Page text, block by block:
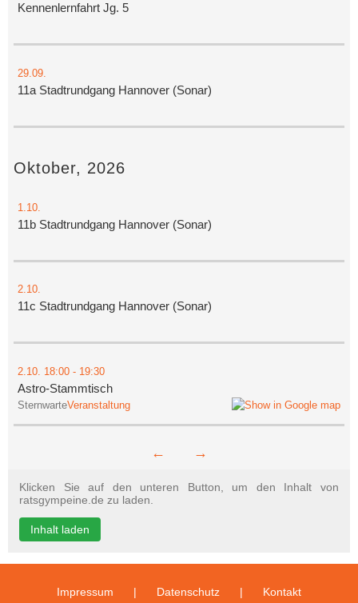
Kennenlernfahrt Jg. 5
29.09.
11a Stadtrundgang Hannover (Sonar)
Oktober, 2026
1.10.
11b Stadtrundgang Hannover (Sonar)
2.10.
11c Stadtrundgang Hannover (Sonar)
2.10. 18:00 - 19:30
Astro-Stammtisch
SternwarteVeranstaltung
← →
Klicken Sie auf den unteren Button, um den Inhalt von
ratsgympeine.de zu laden.
Inhalt laden
Impressum Datenschutz Kontakt